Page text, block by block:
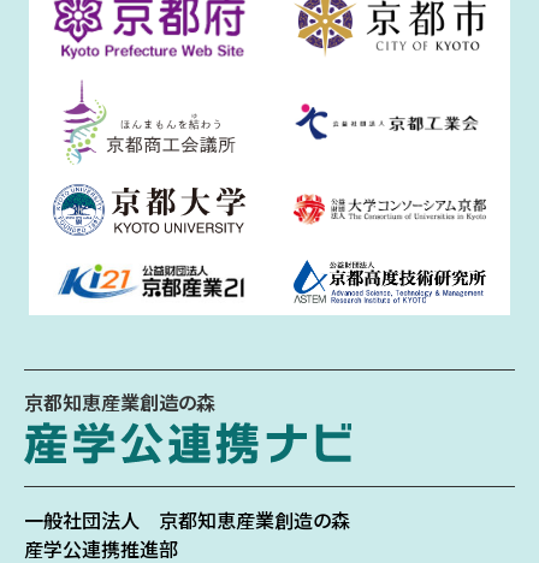
京都知恵産業創造の森
一般社団法人 京都知恵産業創造の森
産学公連携推進部